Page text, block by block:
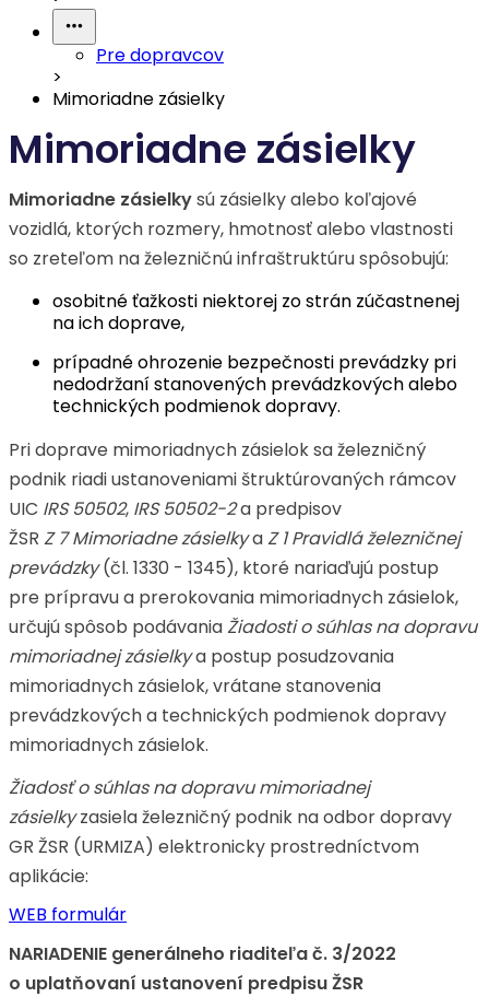
Pre dopravcov
>
Mimoriadne zásielky
Mimoriadne zásielky
Mimoriadne zásielkysú zásielky alebo koľajové
vozidlá, ktorých rozmery, hmotnosť alebo vlastnosti
so zreteľom na železničnú infraštruktúru spôsobujú:
osobitné ťažkosti niektorej zo strán zúčastnenej
na ich doprave,
prípadné ohrozenie bezpečnosti prevádzky pri
nedodržaní stanovených prevádzkových alebo
technických podmienok dopravy.
Pri doprave mimoriadnych zásielok sa železničný
podnik riadi ustanoveniami štruktúrovaných rámcov
UIC IRS 50502, IRS 50502-2a predpisov
ŽSR Z 7 Mimoriadne zásielkyaZ 1 Pravidlá železničnej
prevádzky(čl. 1330 - 1345), ktoré nariaďujú postup
pre prípravu a prerokovania mimoriadnych zásielok,
určujú spôsob podávaniaŽiadosti o súhlas na dopravu
mimoriadnej zásielkya postup posudzovania
mimoriadnych zásielok, vrátane stanovenia
prevádzkových a technických podmienok dopravy
mimoriadnych zásielok.
Žiadosť o súhlas na dopravu mimoriadnej
zásielkyzasiela železničný podnik na odbor dopravy
GR ŽSR (URMIZA) elektronicky prostredníctvom
aplikácie:
WEB formulár
NARIADENIE generálneho riaditeľa č. 3/2022
o uplatňovaní ustanovení predpisu ŽSR